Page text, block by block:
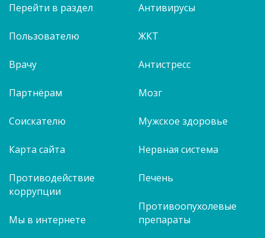
Перейти в раздел
Пользователю
Врачу
Партнёрам
Соискателю
Карта сайта
Противодействие
коррупции
Мы в интернете
Антивирусы
ЖКТ
Антистресс
Мозг
Мужское здоровье
Нервная система
Печень
Противоопухолевые
препараты